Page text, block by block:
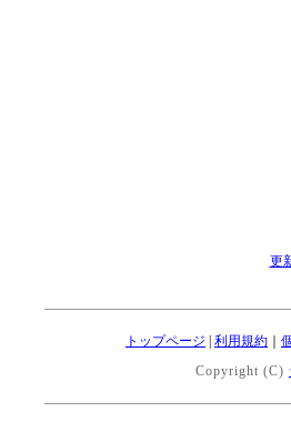
更
トップページ 利用規約
Copyright (C)